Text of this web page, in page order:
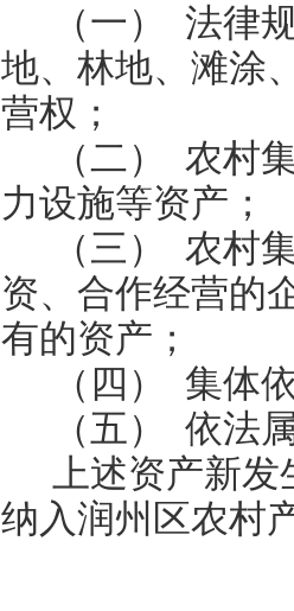
（一）
法律
地、林地、滩涂
营权；
（二）
农村
力设施等资产；
（三）
农村
资、合作经营的
有的资产；
（四）
集体
（五）
依法
上述资产新发
纳入润州区农村